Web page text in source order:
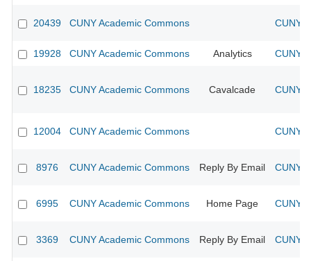
20439 CUNY Academic Commons CUNY
19928 CUNY Academic Commons Analytics CUNY
18235 CUNY Academic Commons Cavalcade CUNY
12004 CUNY Academic Commons CUNY
8976 CUNY Academic Commons Reply By Email CUNY
6995 CUNY Academic Commons Home Page CUNY
3369 CUNY Academic Commons Reply By Email CUNY